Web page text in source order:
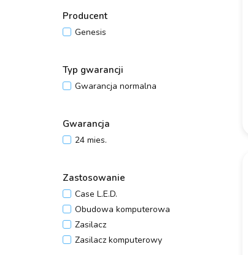
Producent
Genesis
Typ gwarancji
Gwarancja normalna
Gwarancja
24 mies.
Zastosowanie
Case L.E.D.
Obudowa komputerowa
Zasilacz
Zasilacz komputerowy